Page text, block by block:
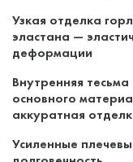
Узкая отделка
эластана —
деформации
Внутренняя
основного
аккуратная
Усиленные